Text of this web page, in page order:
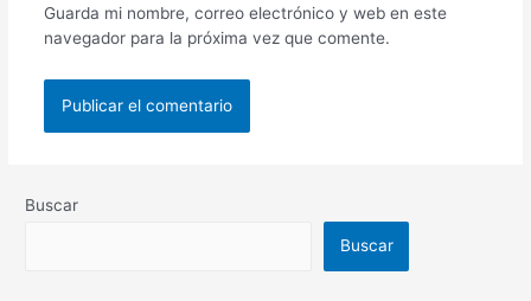
Guarda mi nombre, correo electrónico y web en este
navegador para la próxima vez que comente.
Buscar
Buscar